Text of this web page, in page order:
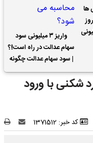
ها
واریز ۳ میلیونی سود
سهام عدالت در راه است!؟
| سود سهام عدالت چگونه
محاسبه می شود؟
شکنی با ورود
کد خبر: 1371512